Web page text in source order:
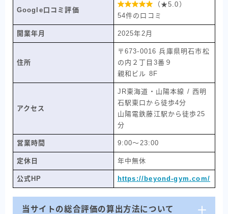
Google口コミ評価

（★5.0）
54件の口コミ
開業年月 2025年2月
住所
〒673-0016 兵庫県明石市松
の内２丁目3番９
親和ビル 8F
アクセス
JR東海道・山陽本線 / 西明
石駅東口から徒歩4分
山陽電鉄藤江駅から徒歩25
分
営業時間 9:00〜23:00
定休日 年中無休
公式HP https://beyond-gym.com/
当サイトの総合評価の算出方法について